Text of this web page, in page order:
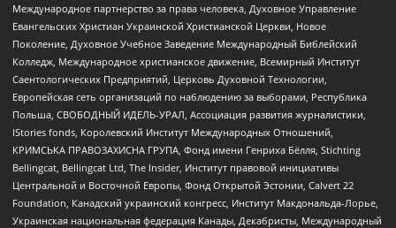
Международное партнерство за права человека, Духовное Управление
Евангельских Христиан Украинской Христианской Церкви, Новое
Поколение, Духовное Учебное Заведение Международный Библейский
Колледж, Международное христианское движение, Всемирный Институт
Саентологических Предприятий, Церковь Духовной Технологии,
Европейская сеть организаций по наблюдению за выборами, Республика
Польша, СВОБОДНЫЙ ИДЕЛЬ-УРАЛ, Ассоциация развития журналистики,
IStories fonds, Королевский Институт Международных Отношений,
КРИМСЬКА ПРАВОЗАХИСНА ГРУПА, Фонд имени Генриха Бёлля, Stichting
Bellingcat, Bellingcat Ltd, The Insider, Институт правовой инициативы
Центральной и Восточной Европы, Фонд Открытой Эстонии, Calvert 22
Foundation, Канадский украинский конгресс, Институт Макдональда-Лорье,
Украинская национальная федерация Канады, Декабристы, Международный